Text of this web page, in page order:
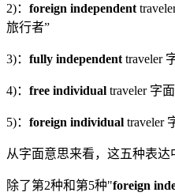
2)： foreign independent
旅行者”
3)： fully independent traveler
4)： free individual traveler 字
5)： foreign individual traveler
从字面意思来看，这五种表达
除了第2种和第5种"foreign